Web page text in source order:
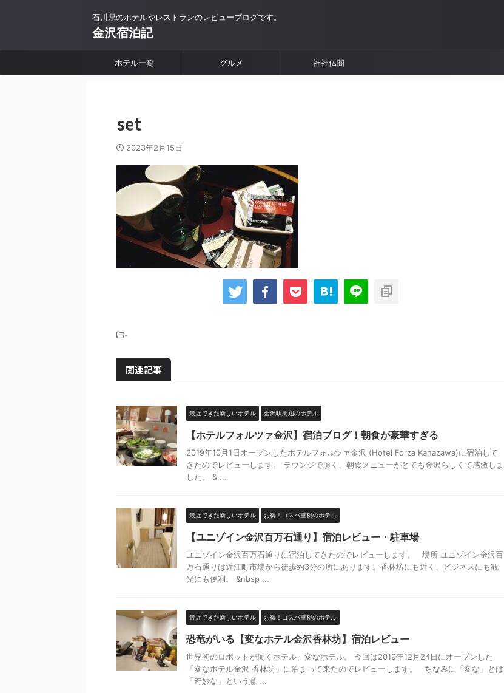
石川県のホテルやレストランのレビューブログです。
金沢宿泊記
ホテル一覧 グルメ 神社仏閣
set
2023年2月15日
-
関連記事
最近できた新しいホテル 金沢駅周辺のホテル
【ホテルフォルツァ金沢】宿泊ブログ！朝食が豪華すぎる
2019年10月1日オープンしたホテルフォルツァ金沢 (Hotel Forza Kanazawa)に宿泊して
きたのでレビューします。 ラウンジで頂く、朝食メニューがとても金沢らしくて感激しま
した。 & ...
最近できた新しいホテル お得！コスパ重視のホテル
【ユニゾイン金沢百万石通り】宿泊レビュー・駐車場
ユニゾイン金沢百万石通りに宿泊してきたのでレビューします。 場所 ユニゾイン金沢百
万石通りは近江町市場から徒歩約3分の所にあります。香林坊にも近く、ビジネスにも観
光にも便利。 &nbsp ...
最近できた新しいホテル お得！コスパ重視のホテル
恐竜がいる【変なホテル金沢香林坊】宿泊レビュー
世界初のロボットが働くホテル、変なホテル。 今回は2019年12月24日にオープンした
「変なホテル金沢 香林坊」に泊まって来たのでレビューします。 ちなみに「変な」とは
「奇妙な」という意 ...